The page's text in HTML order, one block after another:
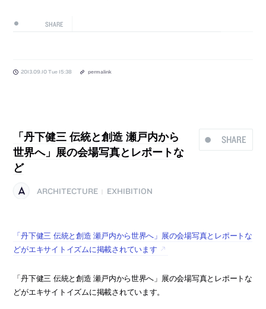
SHARE
2013.09.10 Tue 15:38 permalink
SHARE
「丹下健三 伝統と創造 瀬戸内から
世界へ」展の会場写真とレポートな
ど
ARCHITECTURE EXHIBITION
「丹下健三 伝統と創造 瀬戸内から世界へ」展の会場写真とレポートな
どがエキサイトイズムに掲載されています
「丹下健三 伝統と創造 瀬戸内から世界へ」展の会場写真とレポートな
どがエキサイトイズムに掲載されています。